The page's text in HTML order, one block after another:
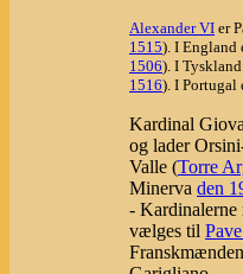
Alexander VI er
1515). I England
1506). I
1516). I Portugal
Kardinal
og lader
Valle (Torre
Minerva den
- Kardinalerne
vælges til